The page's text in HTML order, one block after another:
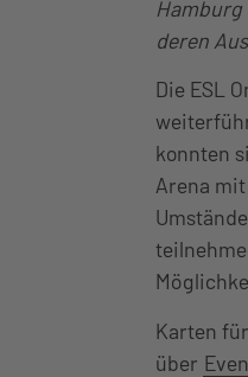
Hamburg
deren
Die ESL
konnten
Arena
Karten
über